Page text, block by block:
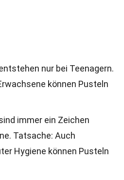
nur bei Teenagern.
können Pusteln
immer ein Zeichen
Tatsache: Auch
Hygiene können Pusteln